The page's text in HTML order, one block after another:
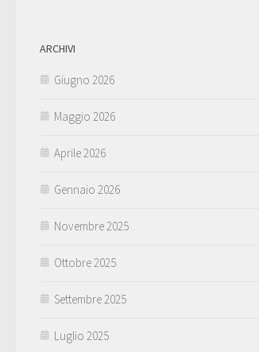
ARCHIVI
Giugno 2026
Maggio 2026
Aprile 2026
Gennaio 2026
Novembre 2025
Ottobre 2025
Settembre 2025
Luglio 2025